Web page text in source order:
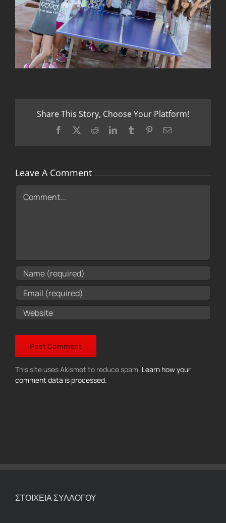
Share This Story, Choose Your Platform!
Facebook RedditLinkedInTumblr PinterestEmail
Leave A Comment
This site uses Akismet to reduce spam. Learn how your
comment data is processed.
ΣΤΟΙΧΕΙΑ ΣΥΛΛΟΓΟΥ